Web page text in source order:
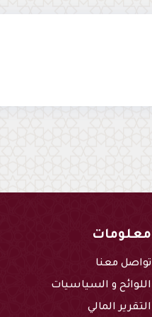
معلومات
تواصل معنا
اللوائح و السياسيات
التقرير المالي